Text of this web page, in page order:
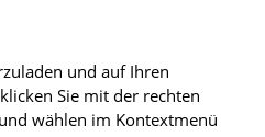
und auf Ihren
Sie mit der rechten
wählen im Kontextmenü